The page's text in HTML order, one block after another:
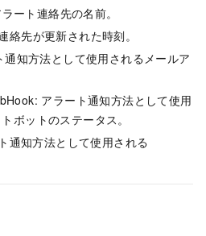
ート連絡先の名前。
先が更新された時刻。
知方法として使用されるメールア
アラート通知方法として使用
ボットのステータス。
通知方法として使用される